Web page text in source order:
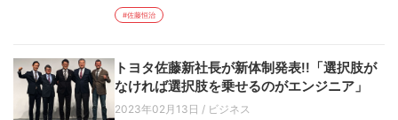
#佐藤恒治
トヨタ佐藤新社長が新体制発表!!「選択肢が
なければ選択肢を乗せるのがエンジニア」
2023年02月13日 / ビジネス